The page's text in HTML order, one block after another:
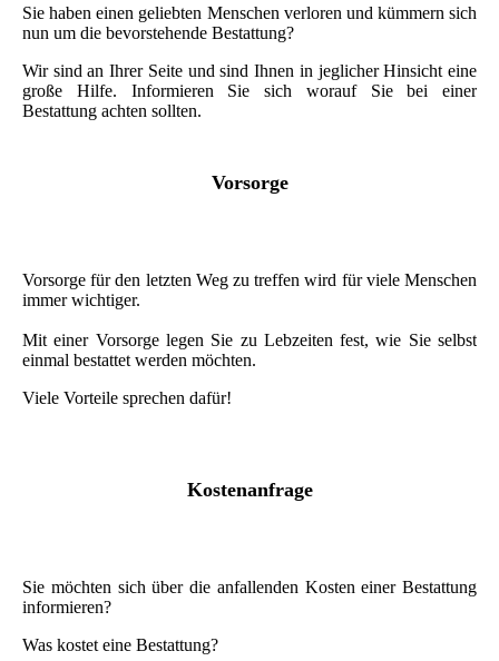
Sie haben einen geliebten Menschen verloren und kümmern sich
nun um die bevorstehende Bestattung?
Wir sind an Ihrer Seite und sind Ihnen in jeglicher Hinsicht eine
große Hilfe. Informieren Sie sich worauf Sie bei einer
Bestattung achten sollten.
Vorsorge
Vorsorge für den letzten Weg zu treffen wird für viele Menschen
immer wichtiger.
Mit einer Vorsorge legen Sie zu Lebzeiten fest, wie Sie selbst
einmal bestattet werden möchten.
Viele Vorteile sprechen dafür!
Kostenanfrage
Sie möchten sich über die anfallenden Kosten einer Bestattung
informieren?
Was kostet eine Bestattung?